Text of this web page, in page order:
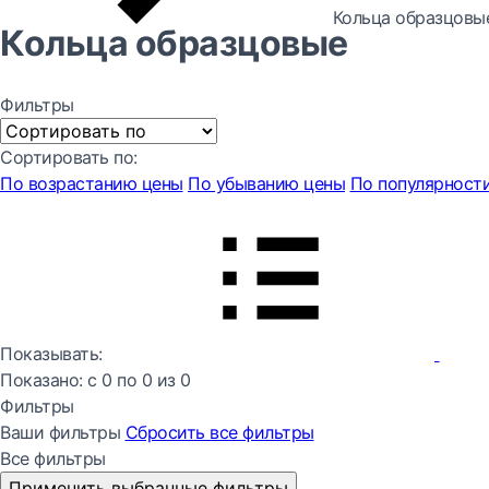
Кольца
Кольца образцовые
Фильтры
Сортировать по:
По возрастанию цены По убыванию цены По
Показывать:
Показано: с 0 по 0 из 0
Фильтры
Ваши фильтры Сбросить все фильтры
Все фильтры